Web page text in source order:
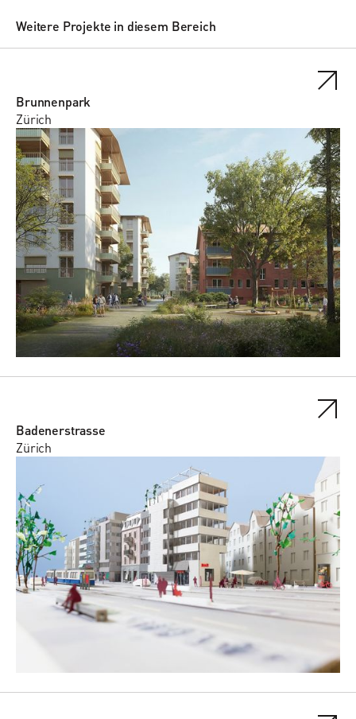
Weitere Projekte in diesem Bereich
Brunnenpark
Zürich
Badenerstrasse
Zürich